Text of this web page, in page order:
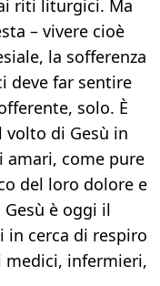
riti liturgici. Ma
– vivere cioè
la sofferenza
deve far sentire
solo. È
di Gesù in
come pure
del loro dolore e
è oggi il
cerca di respiro
medici, infermieri,